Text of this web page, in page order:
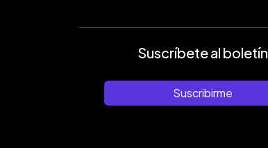
Suscríbete al boletín
Suscribirme